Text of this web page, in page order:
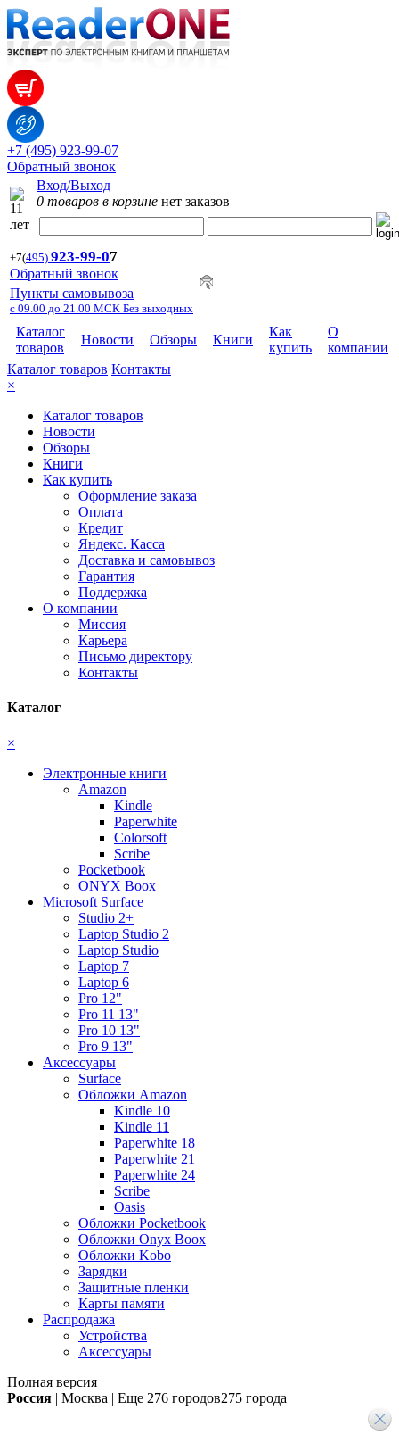
+7 (495) 923-99-07
Обратный звонок
Вход/Выход
0 товаров в корзине нет заказов
+7(495) 923-99-07
Обратный звонок
Пункты самовывоза
с 09.00 до 21.00 МСК Без выходных
Каталог
товаров
Новости Обзоры Книги
Как
купить
О
компании
Каталог товаров Контакты
×
Каталог товаров
Новости
Обзоры
Книги
Как купить
Оформление заказа
Оплата
Кредит
Яндекс. Касса
Доставка и самовывоз
Гарантия
Поддержка
О компании
Миссия
Карьера
Письмо директору
Контакты
Каталог
×
Электронные книги
Amazon
Kindle
Paperwhite
Colorsoft
Scribe
Pocketbook
ONYX Boox
Microsoft Surface
Studio 2+
Laptop Studio 2
Laptop Studio
Laptop 7
Laptop 6
Pro 12"
Pro 11 13"
Pro 10 13"
Pro 9 13"
Аксессуары
Surface
Обложки Amazon
Kindle 10
Kindle 11
Paperwhite 18
Paperwhite 21
Paperwhite 24
Scribe
Oasis
Обложки Pocketbook
Обложки Onyx Boox
Обложки Kobo
Зарядки
Защитные пленки
Карты памяти
Распродажа
Устройства
Аксессуары
Полная версия
Россия | Москва | Еще 276 городов275 города